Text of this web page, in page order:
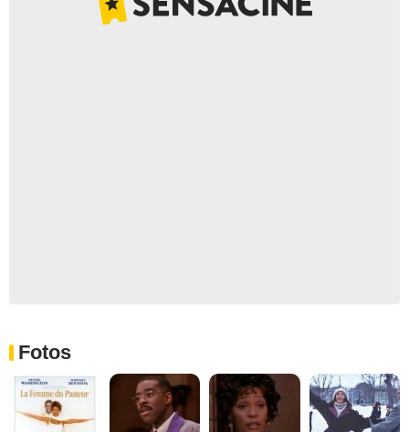
Fotos